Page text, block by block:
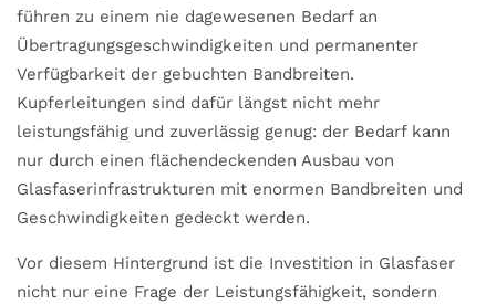
führen zu einem nie dagewesenen Bedarf an
Übertragungsgeschwindigkeiten und permanenter
Verfügbarkeit der gebuchten Bandbreiten.
Kupferleitungen sind dafür längst nicht mehr
leistungsfähig und zuverlässig genug: der Bedarf kann
nur durch einen flächendeckenden Ausbau von
Glasfaserinfrastrukturen mit enormen Bandbreiten und
Geschwindigkeiten gedeckt werden.
Vor diesem Hintergrund ist die Investition in Glasfaser
nicht nur eine Frage der Leistungsfähigkeit, sondern